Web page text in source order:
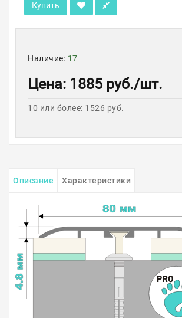
Купить
Наличие: 17
Цена: 1885 руб./шт.
10 или более: 1526 руб.
Описание Характеристики